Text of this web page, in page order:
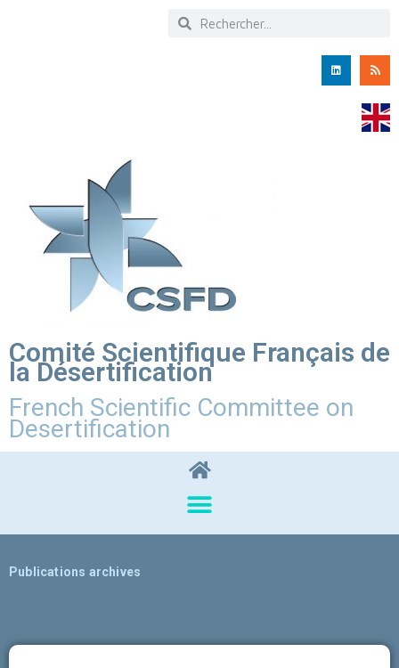
Comité Scientifique Français de
la Désertification
French Scientific Committee on
Desertification
Publications archives